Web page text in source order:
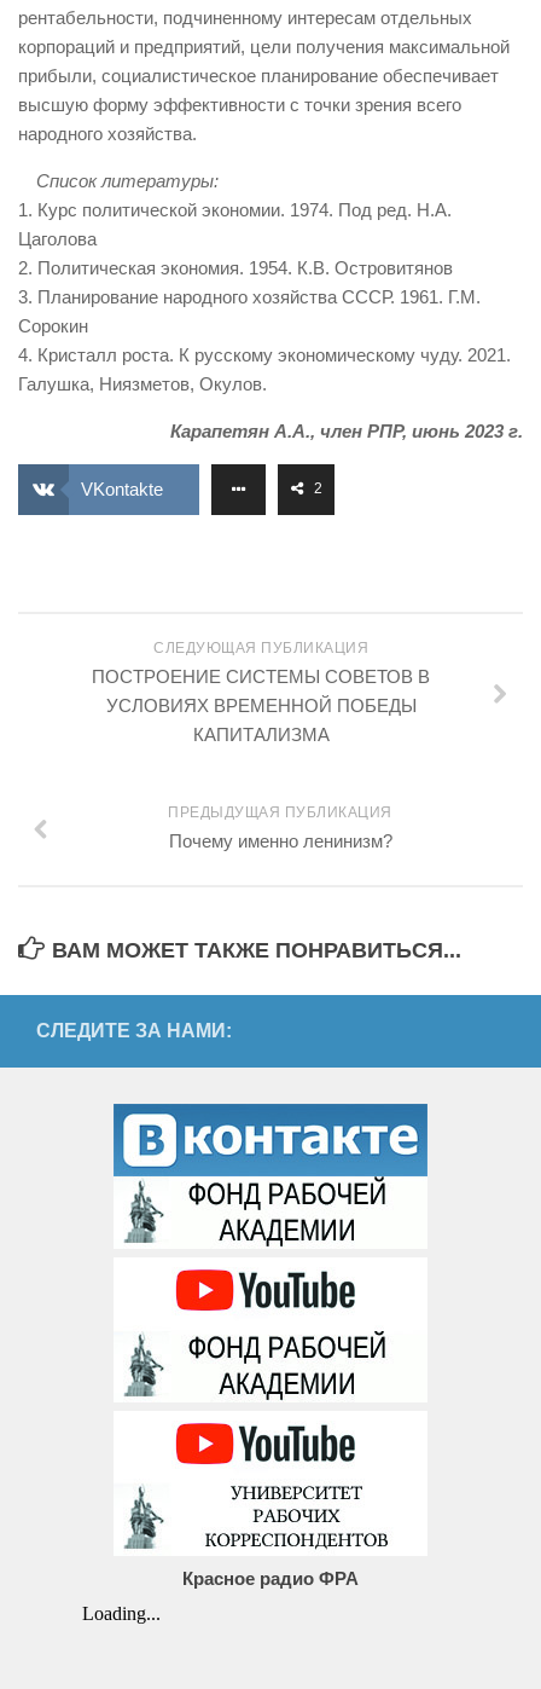
рентабельности, подчиненному интересам отдельных
корпораций и предприятий, цели получения максимальной
прибыли, социалистическое планирование обеспечивает
высшую форму эффективности с точки зрения всего
народного хозяйства.
Список литературы:
1. Курс политической экономии. 1974. Под ред. Н.А.
Цаголова
2. Политическая экономия. 1954. К.В. Островитянов
3. Планирование народного хозяйства СССР. 1961. Г.М.
Сорокин
4. Кристалл роста. К русскому экономическому чуду. 2021.
Галушка, Ниязметов, Окулов.
Карапетян А.А., член РПР, июнь 2023 г.
VKontakte 2
СЛЕДУЮЩАЯ ПУБЛИКАЦИЯ
ПОСТРОЕНИЕ СИСТЕМЫ СОВЕТОВ В
УСЛОВИЯХ ВРЕМЕННОЙ ПОБЕДЫ
КАПИТАЛИЗМА
ПРЕДЫДУЩАЯ ПУБЛИКАЦИЯ
Почему именно ленинизм?
ВАМ МОЖЕТ ТАКЖЕ ПОНРАВИТЬСЯ...
СЛЕДИТЕ ЗА НАМИ:
Красное радио ФРА